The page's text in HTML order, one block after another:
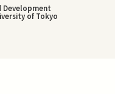
Development
of Tokyo